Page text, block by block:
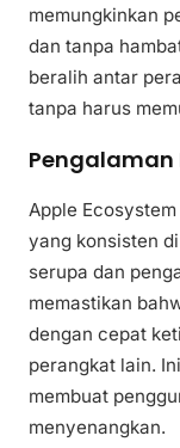
memungkinkan
dan tanpa
beralih antar
tanpa harus
Pengalaman
Apple
yang konsisten
serupa dan
memastikan
dengan cepat
perangkat lain.
membuat
menyenangkan.